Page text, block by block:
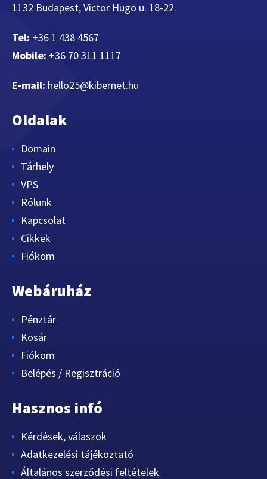
1132 Budapest, Victor Hugo u. 18-22.
Tel: +36 1 438 4567
Mobile: +36 70 311 1117
E-mail: hello25@kibernet.hu
Oldalak
Domain
Tárhely
VPS
Rólunk
Kapcsolat
Cikkek
Fiókom
Webáruház
Pénztár
Kosár
Fiókom
Belépés / Regisztráció
Hasznos infó
Kérdések, válaszok
Adatkezelési tájékoztató
Általános szerződési feltételek